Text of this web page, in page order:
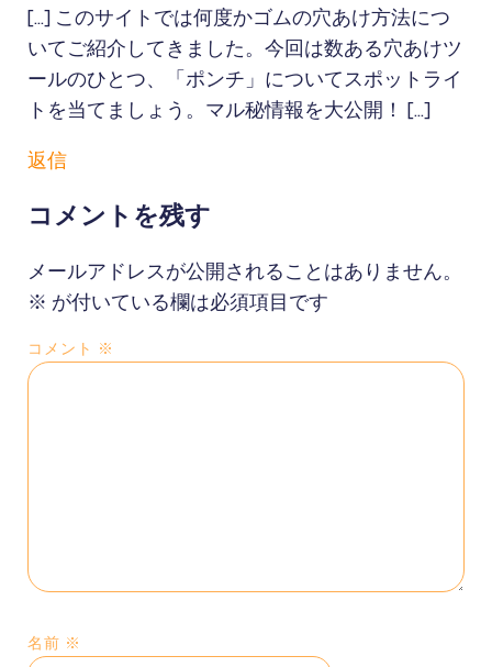
[…] このサイトでは何度かゴムの穴あけ方法につ
いてご紹介してきました。今回は数ある穴あけツ
ールのひとつ、「ポンチ」についてスポットライ
トを当てましょう。マル秘情報を大公開！ […]
返信
コメントを残す
メールアドレスが公開されることはありません。
※ が付いている欄は必須項目です
コメント ※
名前 ※